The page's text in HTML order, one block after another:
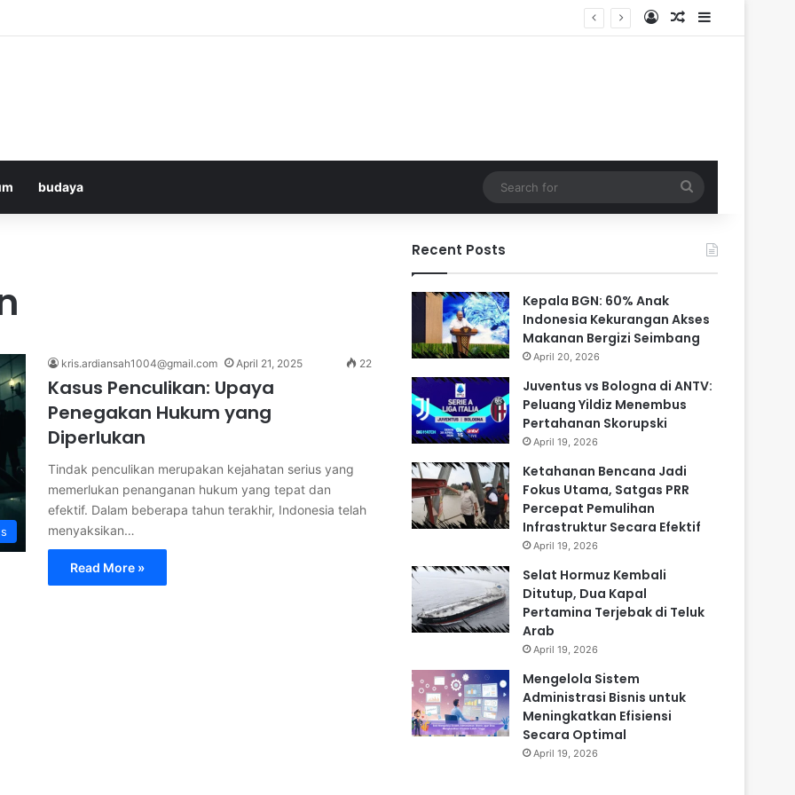
Log InRandom Article
Sidebar
budaya
for
kris.ardiansah1004@gmail.com April 21, 2025 22
Kasus Penculikan: Upaya
Penegakan Hukum yang
Diperlukan
Tindak penculikan merupakan kejahatan serius yang
memerlukan penanganan hukum yang tepat dan
efektif. Dalam beberapa tahun terakhir, Indonesia telah
menyaksikan…
Read More »
Recent Posts
Kepala BGN: 60% Anak
Indonesia Kekurangan Akses
Makanan Bergizi Seimbang
April 20, 2026
Juventus vs Bologna di ANTV:
Peluang Yildiz Menembus
Pertahanan Skorupski
April 19, 2026
Ketahanan Bencana Jadi
Fokus Utama, Satgas PRR
Percepat Pemulihan
Infrastruktur Secara Efektif
April 19, 2026
Selat Hormuz Kembali
Ditutup, Dua Kapal
Pertamina Terjebak di Teluk
Arab
April 19, 2026
Mengelola Sistem
Administrasi Bisnis untuk
Meningkatkan Efisiensi
Secara Optimal
April 19, 2026